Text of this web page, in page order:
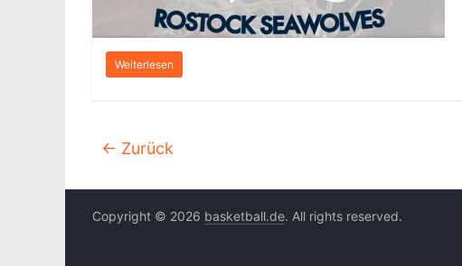
Weiterlesen
← Zurück
Copyright © 2026 basketball.de. All rights reserved.